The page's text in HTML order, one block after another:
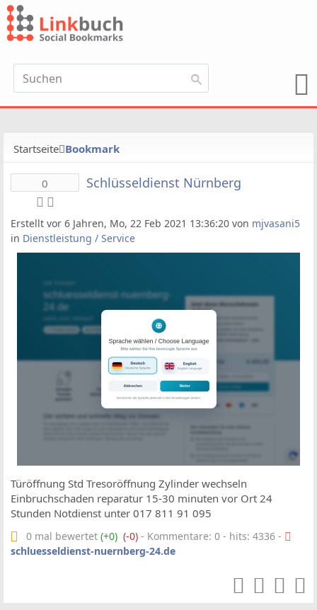
Startseite Bookmark
0 Schlüsseldienst Nürnberg
Erstellt vor 6 Jahren, Mo, 22 Feb 2021 13:36:20 von mjvasani5
in Dienstleistung / Service
Türöffnung Std Tresoröffnung Zylinder wechseln
Einbruchschaden reparatur 15-30 minuten vor Ort 24
Stunden Notdienst unter 017 811 91 095
0 mal bewertet (+0) (-0) - Kommentare: 0 - hits: 4336 -
schluesseldienst-nuernberg-24.de